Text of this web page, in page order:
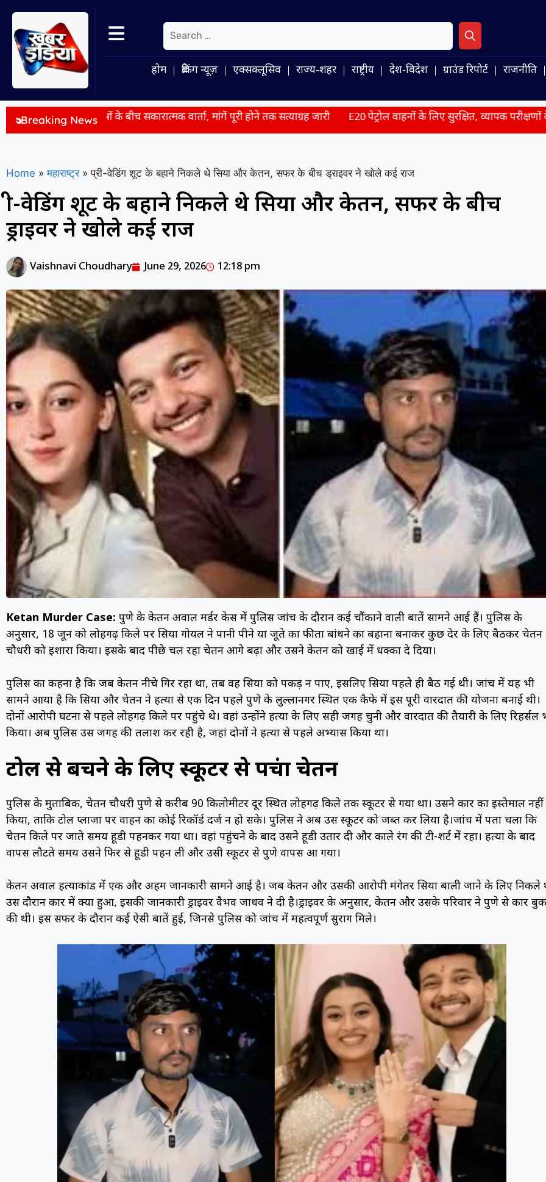
होम ब्रेकिंग न्यूज़ एक्सक्लूसिव राज्य-शहर राष्ट्रीय देश-विदेश ग्राउंड रिपोर्ट राजनीति
Breaking News
के बीच सकारात्मक वार्ता, मांगें पूरी होने तक सत्याग्रह जारी E20 पेट्रोल वाहनों के लिए सुरक्षित, व्यापक परीक्षणों के बाद सरकार ने संसद
Home » महाराष्ट्र » प्री-वेडिंग शूट के बहाने निकले थे सिया और केतन, सफर के बीच ड्राइवर ने खोले कई राज
प्री-वेडिंग शूट के बहाने निकले थे सिया और केतन, सफर के बीच
ड्राइवर ने खोले कई राज
Vaishnavi Choudhary June 29, 2026 12:18 pm
Ketan Murder Case: पुणे के केतन अग्रवाल मर्डर केस में पुलिस जांच के दौरान कई चौंकाने वाली बातें सामने आई हैं। पुलिस के
अनुसार, 18 जून को लोहगढ़ किले पर सिया गोयल ने पानी पीने या जूते का फीता बांधने का बहाना बनाकर कुछ देर के लिए बैठकर चेतन
चौधरी को इशारा किया। इसके बाद पीछे चल रहा चेतन आगे बढ़ा और उसने केतन को खाई में धक्का दे दिया।
पुलिस का कहना है कि जब केतन नीचे गिर रहा था, तब वह सिया को पकड़ न पाए, इसलिए सिया पहले ही बैठ गई थी। जांच में यह भी
सामने आया है कि सिया और चेतन ने हत्या से एक दिन पहले पुणे के लुल्लानगर स्थित एक कैफे में इस पूरी वारदात की योजना बनाई थी।
दोनों आरोपी घटना से पहले लोहगढ़ किले पर पहुंचे थे। वहां उन्होंने हत्या के लिए सही जगह चुनी और वारदात की तैयारी के लिए रिहर्सल
किया। अब पुलिस उस जगह की तलाश कर रही है, जहां दोनों ने हत्या से पहले अभ्यास किया था।
टोल से बचने के लिए स्कूटर से पहुंचा चेतन
पुलिस के मुताबिक, चेतन चौधरी पुणे से करीब 90 किलोमीटर दूर स्थित लोहगढ़ किले तक स्कूटर से गया था। उसने कार का इस्तेमाल नहीं
किया, ताकि टोल प्लाजा पर वाहन का कोई रिकॉर्ड दर्ज न हो सके। पुलिस ने अब उस स्कूटर को जब्त कर लिया है।जांच में पता चला कि
चेतन किले पर जाते समय हूडी पहनकर गया था। वहां पहुंचने के बाद उसने हूडी उतार दी और काले रंग की टी-शर्ट में रहा। हत्या के बाद
वापस लौटते समय उसने फिर से हूडी पहन ली और उसी स्कूटर से पुणे वापस आ गया।
केतन अग्रवाल हत्याकांड में एक और अहम जानकारी सामने आई है। जब केतन और उसकी आरोपी मंगेतर सिया बाली जाने के लिए निकले
उस दौरान कार में क्या हुआ, इसकी जानकारी ड्राइवर वैभव जाधव ने दी है।ड्राइवर के अनुसार, केतन और उसके परिवार ने पुणे से कार बुक
की थी। इस सफर के दौरान कई ऐसी बातें हुईं, जिनसे पुलिस को जांच में महत्वपूर्ण सुराग मिले।